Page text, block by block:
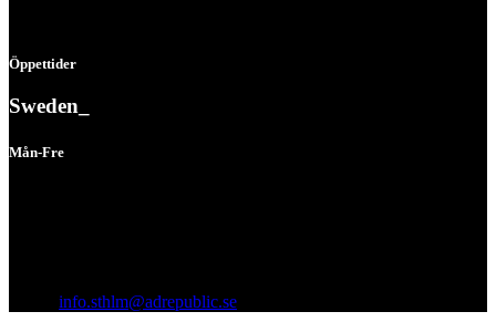
Öppettider
Sweden_
Mån-Fre
info.sthlm@adrepublic.se